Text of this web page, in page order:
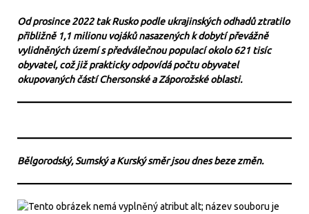
Od prosince 2022 tak Rusko podle ukrajinských odhadů ztratilo
přibližně 1,1 milionu vojáků nasazených k dobytí převážně
vylidněných území s předválečnou populací okolo 621 tisíc
obyvatel, což již prakticky odpovídá počtu obyvatel
okupovaných částí Chersonské a Záporožské oblasti.
Bělgorodský, Sumský a Kurský směr jsou dnes beze změn.